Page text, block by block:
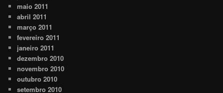
maio 2011
abril 2011
março 2011
fevereiro 2011
janeiro 2011
dezembro 2010
novembro 2010
outubro 2010
setembro 2010